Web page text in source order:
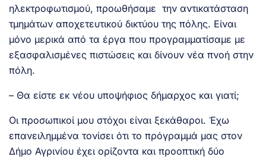
ηλεκτροφωτισμού, προωθήσαμε την αντικατάσταση
τμημάτων αποχετευτικού δικτύου της πόλης. Είναι
μόνο μερικά από τα έργα που προγραμματίσαμε με
εξασφαλισμένες πιστώσεις και δίνουν νέα πνοή στην
πόλη.
– Θα είστε εκ νέου υποψήφιος δήμαρχος και γιατί;
Oι προσωπικοί μου στόχοι είναι ξεκάθαροι. Έχω
επανειλημμένα τονίσει ότι το πρόγραμμά μας στον
Δήμο Αγρινίου έχει ορίζοντα και προοπτική δύο